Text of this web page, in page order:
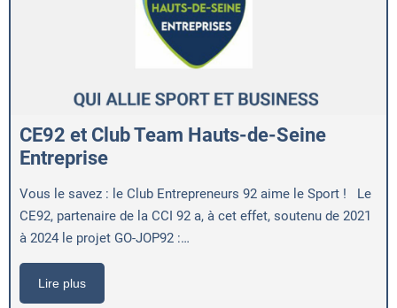
CE92 et Club Team Hauts-de-Seine
Entreprise
Vous le savez : le Club Entrepreneurs 92 aime le Sport ! Le
CE92, partenaire de la CCI 92 a, à cet effet, soutenu de 2021
à 2024 le projet GO-JOP92 :…
Lire plus